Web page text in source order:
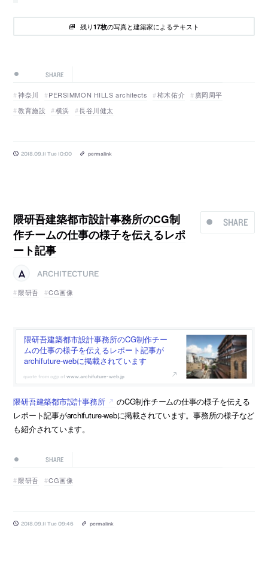
残り17枚の写真と建築家によるテキスト
SHARE
神奈川 PERSIMMON HILLS architects 柿木佑介
廣岡周平
教育施設
横浜 長谷川健太
2018.09.11 Tue 10:00 permalink
SHARE
隈研吾建築都市設計事務所のCG制
作チームの仕事の様子を伝えるレポ
ート記事
ARCHITECTURE
隈研吾
CG画像
隈研吾建築都市設計事務所のCG制作チー
ムの仕事の様子を伝えるレポート記事が
archifuture-webに掲載されています
www.archifuture-web.jp
隈研吾建築都市設計事務所
のCG制作チームの仕事の様子を伝える
レポート記事がarchifuture-webに掲載されています。事務所の様子など
も紹介されています。
SHARE
隈研吾 CG画像
2018.09.11 Tue 09:46 permalink